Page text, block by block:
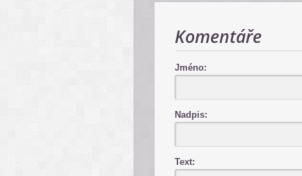
Komentáře
Jméno:
Nadpis:
Text: